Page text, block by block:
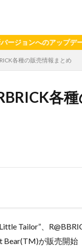
プデートをお願いい
各種の販売情報まとめ
各
Tailor”、
Bear(TM)が販売開始